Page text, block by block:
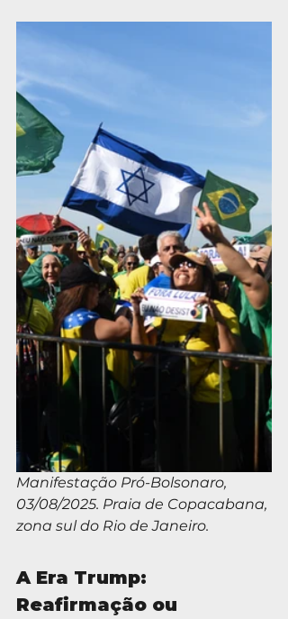
Manifestação Pró-Bolsonaro,
03/08/2025. Praia de Copacabana,
zona sul do Rio de Janeiro.
A Era Trump:
Reafirmação ou